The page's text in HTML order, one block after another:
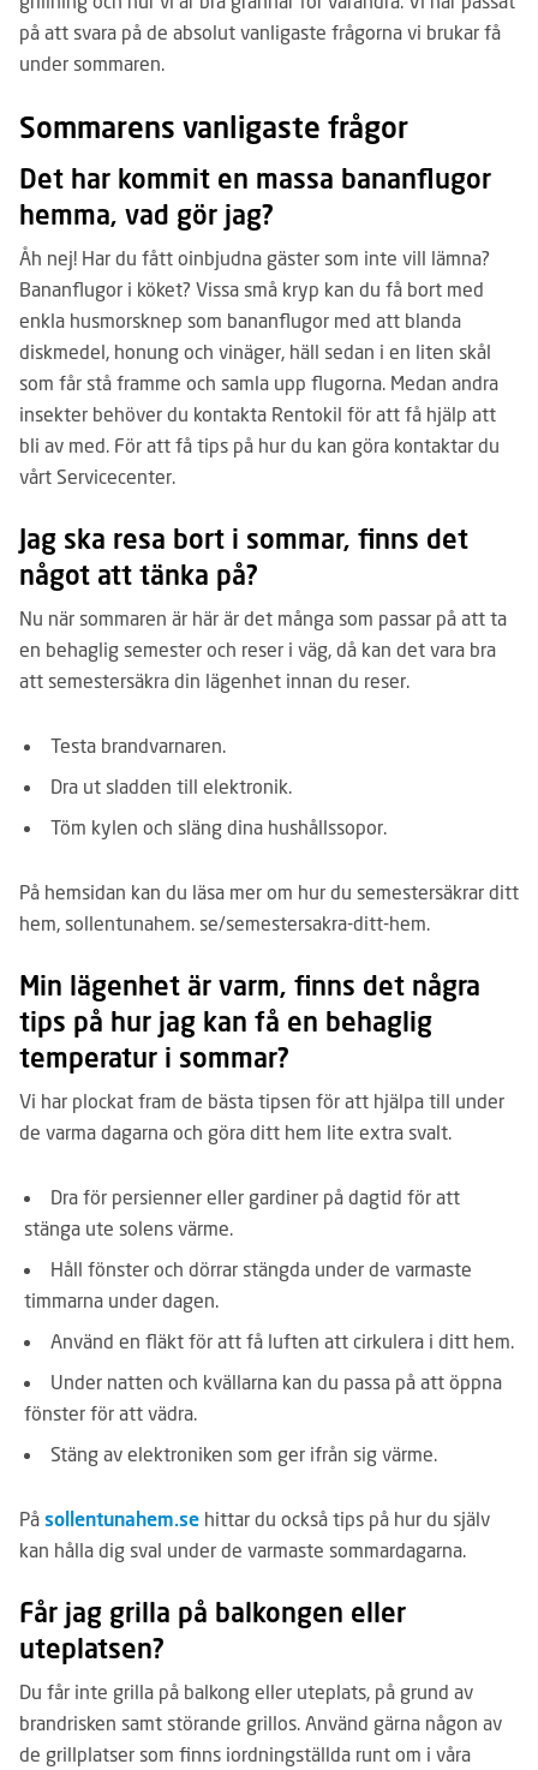
på att svara på de absolut vanligaste frågorna vi brukar få
under sommaren.
Sommarens vanligaste frågor
Det har kommit en massa banan­flugor
hemma, vad gör jag?
Åh nej! Har du fått oinbjudna gäster som inte vill lämna?
Bananflugor i köket? Vissa små kryp kan du få bort med
enkla husmorsknep som bananflugor med att blanda
diskmedel, honung och vinäger, häll sedan i en liten skål
som får stå framme och samla upp flugorna. Medan andra
insekter behöver du kontakta Rentokil för att få hjälp att
bli av med. För att få tips på hur du kan göra kontaktar du
vårt Servicecenter.
Jag ska resa bort i sommar, finns det
något att tänka på?
Nu när sommaren är här är det många som passar på att ta
en behaglig semester och reser i väg, då kan det vara bra
att semester­säkra din lägenhet innan du reser.
Testa brandvarnaren.
Dra ut sladden till elektronik.
Töm kylen och släng dina hushållssopor.
På hemsidan kan du läsa mer om hur du semestersäkrar ditt
hem, sollentunahem. se/semestersakra-ditt-hem.
Min lägenhet är varm, finns det några
tips på hur jag kan få en behaglig
temperatur i sommar?
Vi har plockat fram de bästa tipsen för att hjälpa till under
de varma dagarna och göra ditt hem lite extra svalt.
Dra för persienner eller gardiner på dagtid för att
stänga ute solens värme.
Håll fönster och dörrar stängda under de varmaste
timmarna under dagen.
Använd en fläkt för att få luften att cirkulera i ditt hem.
Under natten och kvällarna kan du passa på att öppna
fönster för att vädra.
Stäng av elektroniken som ger ifrån sig värme.
På sollentunahem.se hittar du också tips på hur du själv
kan hålla dig sval under de varmaste sommardagarna.
Får jag grilla på balkongen eller
uteplatsen?
Du får inte grilla på balkong eller uteplats, på grund av
brandrisken samt störande grillos. Använd gärna någon av
de grillplatser som finns iordningställda runt om i våra